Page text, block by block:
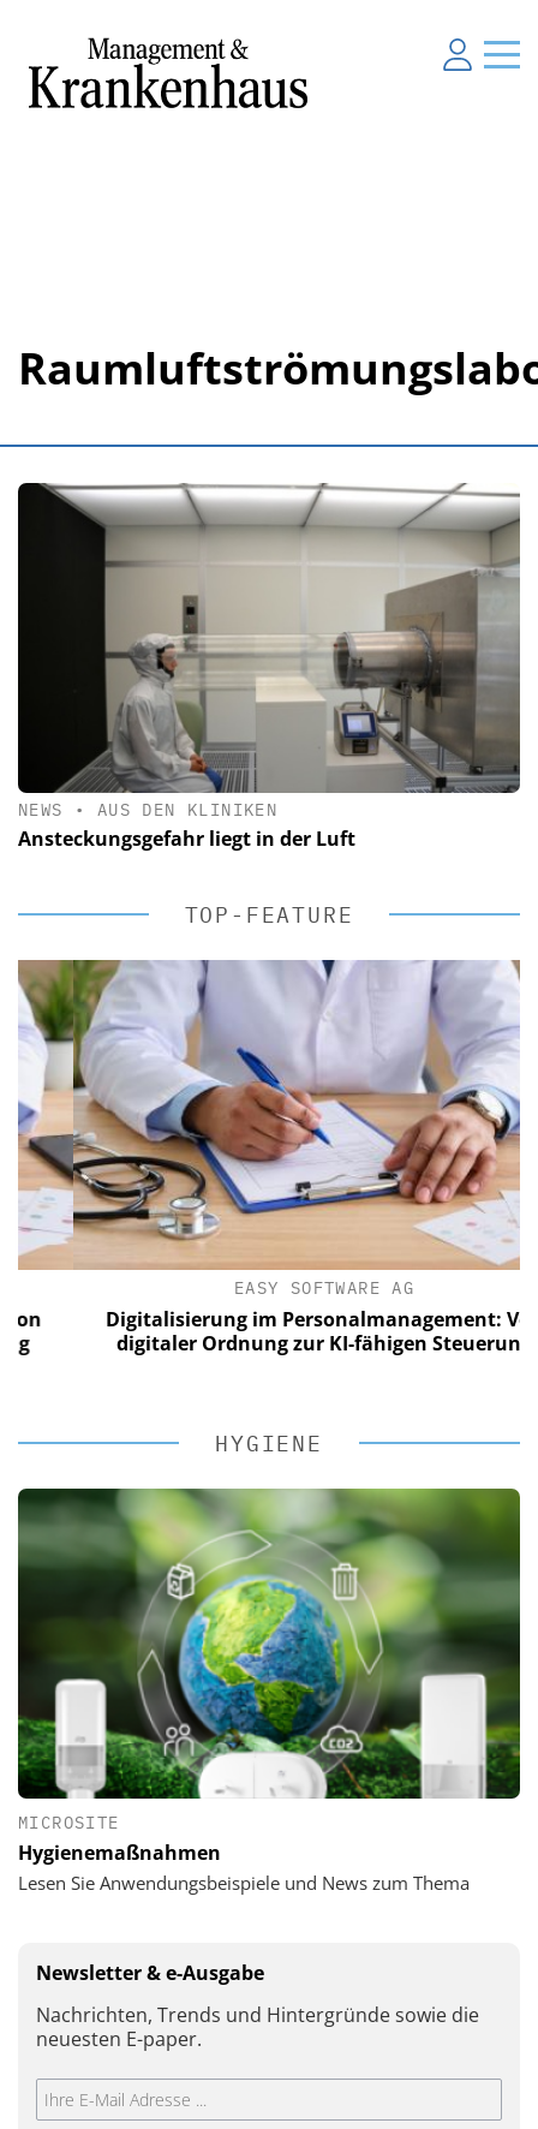
NEWS • AUS DEN KLINIKEN
Ansteckungsgefahr liegt in der Luft
TOP-FEATURE
EASY SOFTWARE AG
Digitalisierung im Personalmanagement: Von
digitaler Ordnung zur KI-fähigen Steuerung
HYGIENE
MICROSITE
Hygienemaßnahmen
Lesen Sie Anwendungsbeispiele und News zum Thema
Newsletter & e-Ausgabe
Nachrichten, Trends und Hintergründe sowie die
neuesten E-paper.